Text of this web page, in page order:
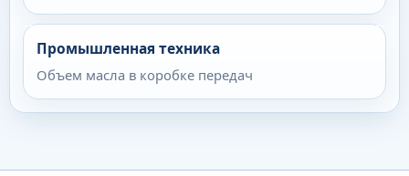
Промышленная техника
Объем масла в коробке передач